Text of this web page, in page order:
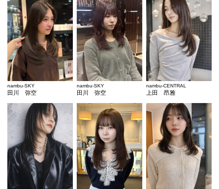
nambu-SKY
田川 弥空
nambu-SKY
田川 弥空
nambu-CENTRAL
上田 昂雅